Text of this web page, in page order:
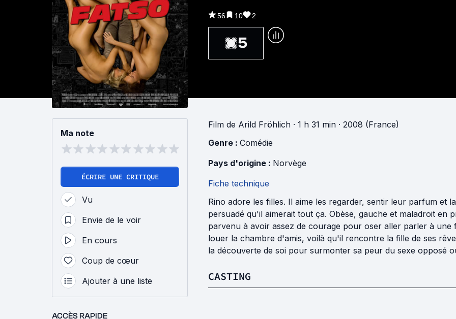
56 10 2
5
Ma note
ÉCRIRE UNE CRITIQUE
Vu
Envie de le voir
En cours
Coup de cœur
Ajouter à une liste
ACCÈS RAPIDE
Film de Arild Fröhlich · 1 h 31 min · 2008 (France)
Genre : Comédie
Pays d'origine : Norvège
Fiche technique
Rino adore les filles. Il aime les regarder, sentir leur parfum et
persuadé qu'il aimerait tout ça. Obèse, gauche et maladroit en
parvenu à avoir assez de courage pour oser aller parler à une
louer la chambre d'amis, voilà qu'il rencontre la fille de ses
la découverte de soi pour surmonter sa peur du sexe opposé
CASTING